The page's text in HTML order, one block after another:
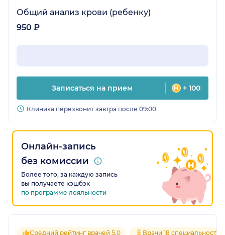
Общий анализ крови (ребенку)
950 ₽
Записаться на прием + 100
Клиника перезвонит завтра после 09:00
Онлайн-запись
без комиссии
Более того, за каждую запись
вы получаете кэшбэк
по программе лояльности
Средний рейтинг врачей 5.0 Врачи 18 специальностей